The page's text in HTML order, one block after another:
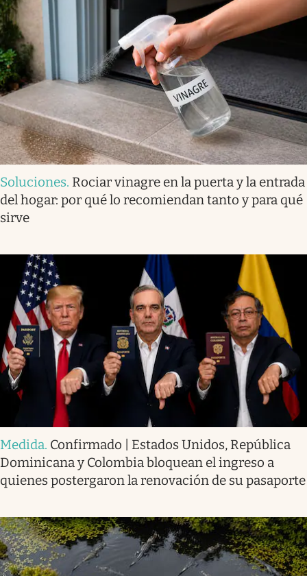
Soluciones. Rociar vinagre en la puerta y la entrada
del hogar: por qué lo recomiendan tanto y para qué
sirve
Medida. Confirmado | Estados Unidos, República
Dominicana y Colombia bloquean el ingreso a
quienes postergaron la renovación de su pasaporte